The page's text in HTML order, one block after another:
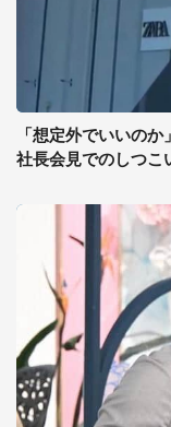
「想定外でいいの
社長会見でのしつこ